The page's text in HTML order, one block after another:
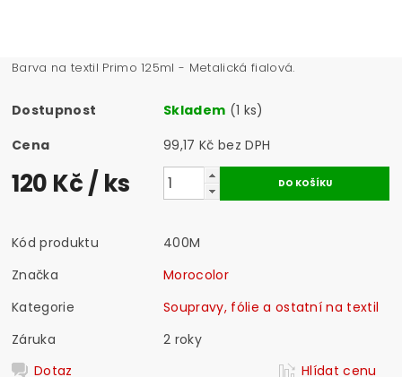
Barva na textil Primo 125ml - Metalická fialová.
Dostupnost Skladem (1 ks)
Cena
99,17 Kč bez DPH
120 Kč/ ks
Kód produktu
400M
Značka
Morocolor
Kategorie
Soupravy, fólie a ostatní na textil
Záruka
2 roky
Dotaz
Hlídat cenu